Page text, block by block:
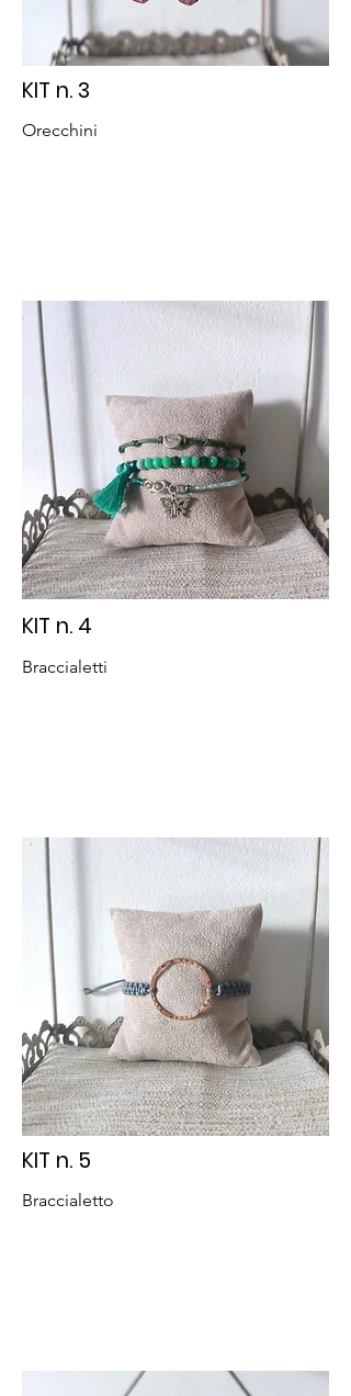
KIT n. 3
Orecchini
KIT n. 4
Braccialetti
KIT n. 5
Braccialetto